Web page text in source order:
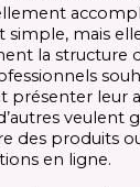
simple, mais
la structure
présenter leur
veulent
des produits
en ligne.